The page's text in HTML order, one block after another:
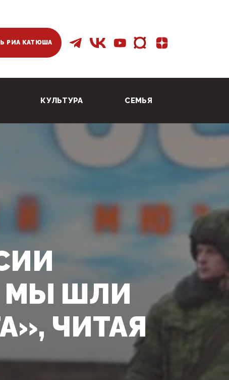
РИА КАТЮША
КУЛЬТУРА СЕМЬЯ
МЫ ШЛИ
ЧИТАЯ